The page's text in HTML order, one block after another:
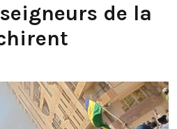
de la